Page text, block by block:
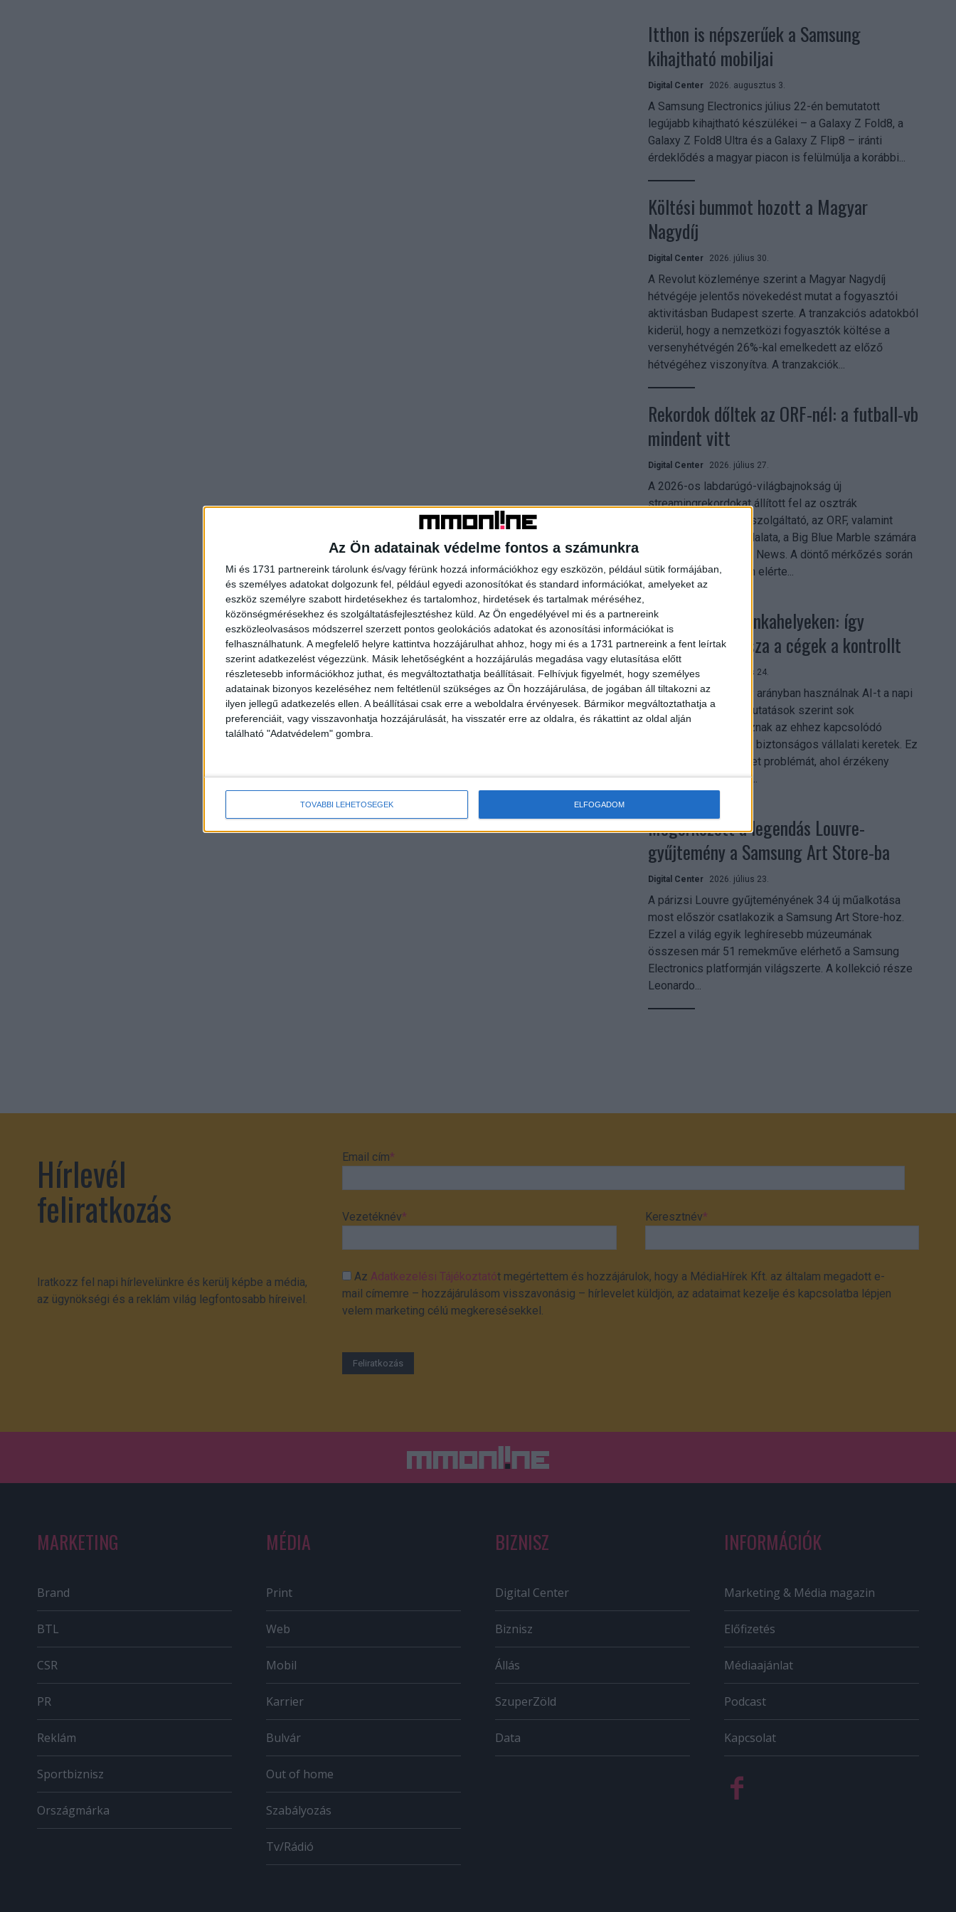
Az Ön adatainak védelme fontos a számunkra
Mi és 1731 partnereink tárolunk és/vagy férünk hozzá információkhoz egy eszközön, például sütik formájában,
és személyes adatokat dolgozunk fel, például egyedi azonosítókat és standard információkat, amelyeket az
eszköz személyre szabott hirdetésekhez és tartalomhoz, hirdetések és tartalmak méréséhez,
közönségmérésekhez és szolgáltatásfejlesztéshez küld. Az Ön engedélyével mi és a partnereink
eszközleolvasásos módszerrel szerzett pontos geolokációs adatokat és azonosítási információkat is
felhasználhatunk. A megfelelő helyre kattintva hozzájárulhat ahhoz, hogy mi és a 1731 partnereink a fent leírtak
szerint adatkezelést végezzünk. Másik lehetőségként a hozzájárulás megadása vagy elutasítása előtt
részletesebb információkhoz juthat, és megváltoztathatja beállításait. Felhívjuk figyelmét, hogy személyes
adatainak bizonyos kezeléséhez nem feltétlenül szükséges az Ön hozzájárulása, de jogában áll tiltakozni az
ilyen jellegű adatkezelés ellen. A beállításai csak erre a weboldalra érvényesek. Bármikor megváltoztathatja a
preferenciáit, vagy visszavonhatja hozzájárulását, ha visszatér erre az oldalra, és rákattint az oldal alján
található "Adatvédelem" gombra.
TOVÁBBI LEHETŐSÉGEK ELFOGADOM
Itthon is népszerűek a Samsung
kihajtható mobiljai
Digital Center 2026. augusztus 3.
A Samsung Electronics július 22-én bemutatott
legújabb kihajtható készülékei – a Galaxy Z Fold8, a
Galaxy Z Fold8 Ultra és a Galaxy Z Flip8 – iránti
érdeklődés a magyar piacon is felülmúlja a korábbi...
Költési bummot hozott a Magyar
Nagydíj
Digital Center 2026. július 30.
A Revolut közleménye szerint a Magyar Nagydíj
hétvégéje jelentős növekedést mutat a fogyasztói
aktivitásban Budapest szerte. A tranzakciós adatokból
kiderül, hogy a nemzetközi fogyasztók költése a
versenyhétvégén 26%-kal emelkedett az előző
hétvégéhez viszonyítva. A tranzakciók...
Rekordok dőltek az ORF-nél: a futball-vb
mindent vitt
Digital Center 2026. július 27.
A 2026-os labdarúgó-világbajnokság új
streamingrekordokat állított fel az osztrák
közszolgálati műsorszolgáltató, az ORF, valamint
technológiai leányvállalata, a Big Blue Marble számára
– írja a Broadband TV News. A döntő mérkőzés során
az átlagos nézőszám elérte...
Shadow AI a munkahelyeken: így
szerezhetik vissza a cégek a kontrollt
Digital Center 2026. július 24.
A munkavállalók nagy arányban használnak AI-t a napi
munkában, ám friss kutatások szerint sok
szervezetnél hiányoznak az ehhez kapcsolódó
világos irányelvek és biztonságos vállalati keretek. Ez
különösen ott jelenthet problémát, ahol érzékeny
üzleti információkkal...
Megérkezett a legendás Louvre-
gyűjtemény a Samsung Art Store-ba
Digital Center 2026. július 23.
A párizsi Louvre gyűjteményének 34 új műalkotása
most először csatlakozik a Samsung Art Store-hoz.
Ezzel a világ egyik leghíresebb múzeumának
összesen már 51 remekműve elérhető a Samsung
Electronics platformján világszerte. A kollekció része
Leonardo...
Hírlevél
feliratkozás
Iratkozz fel napi hírlevelünkre és kerülj képbe a média,
az ügynökségi és a reklám világ legfontosabb híreivel.
Email cím*
Vezetéknév* Keresztnév*
AzAdatkezelési Tájékoztatót megértettem és hozzájárulok, hogy a MédiaHírek Kft. az általam megadott e-
mail címemre – hozzájárulásom visszavonásig – hírlevelet küldjön, az adataimat kezelje és kapcsolatba lépjen
velem marketing célú megkeresésekkel.
MARKETING
Brand
BTL
CSR
PR
Reklám
Sportbiznisz
Országmárka
MÉDIA
Print
Web
Mobil
Karrier
Bulvár
Out of home
Szabályozás
Tv/Rádió
BIZNISZ
Digital Center
Biznisz
Állás
SzuperZöld
Data
INFORMÁCIÓK
Marketing & Média magazin
Előfizetés
Médiaajánlat
Podcast
Kapcsolat